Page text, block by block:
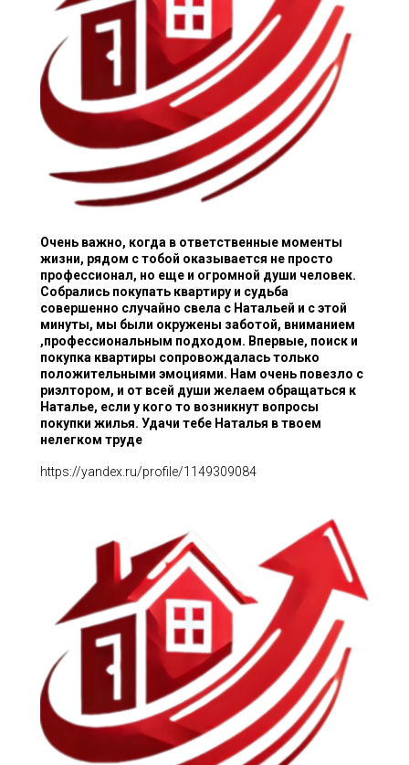
Очень важно, когда в ответственные моменты
жизни, рядом с тобой оказывается не просто
профессионал, но еще и огромной души человек.
Собрались покупать квартиру и судьба
совершенно случайно свела с Натальей и с этой
минуты, мы были окружены заботой, вниманием
,профессиональным подходом. Впервые, поиск и
покупка квартиры сопровождалась только
положительными эмоциями. Нам очень повезло с
риэлтором, и от всей души желаем обращаться к
Наталье, если у кого то возникнут вопросы
покупки жилья. Удачи тебе Наталья в твоем
нелегком труде
https://yandex.ru/profile/1149309084